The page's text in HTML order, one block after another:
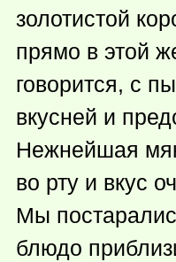
золотистой
прямо в этой
говорится, с
вкусней и
Нежнейшая
во рту и вкус
Мы
блюдо